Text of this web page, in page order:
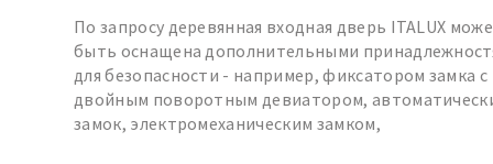
По запросу деревянная входная дверь ITALUX
быть оснащена дополнительными
для безопасности - например, фиксатором замка с
двойным поворотным девиатором,
замок, электромеханическим замком,